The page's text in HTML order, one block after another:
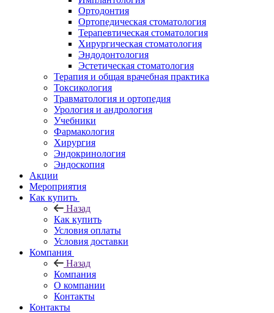
Ортодонтия
Ортопедическая стоматология
Терапевтическая стоматология
Хирургическая стоматология
Эндодонтология
Эстетическая стоматология
Терапия и общая врачебная практика
Токсикология
Травматология и ортопедия
Урология и андрология
Учебники
Фармакология
Хирургия
Эндокринология
Эндоскопия
Акции
Мероприятия
Как купить
Назад
Как купить
Условия оплаты
Условия доставки
Компания
Назад
Компания
О компании
Контакты
Контакты